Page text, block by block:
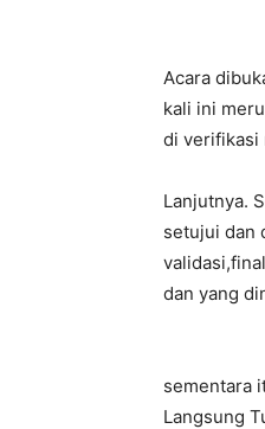
Acara
kali ini
di verifikasi
Lanjutnya.
setujui dan
dan yang
sementara
Langsung